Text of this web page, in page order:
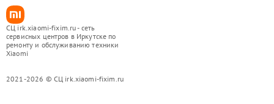
СЦ irk.xiaomi-fixim.ru - сеть
сервисных центров в Иркутске по
ремонту и обслуживанию техники
Xiaomi
2021-2026 © СЦ irk.xiaomi-fixim.ru